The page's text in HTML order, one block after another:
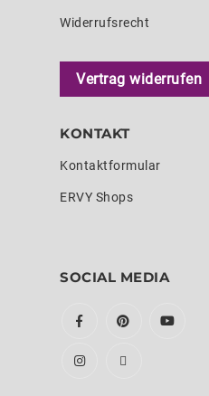
Widerrufsrecht
Vertrag widerrufen
KONTAKT
Kontaktformular
ERVY Shops
SOCIAL MEDIA